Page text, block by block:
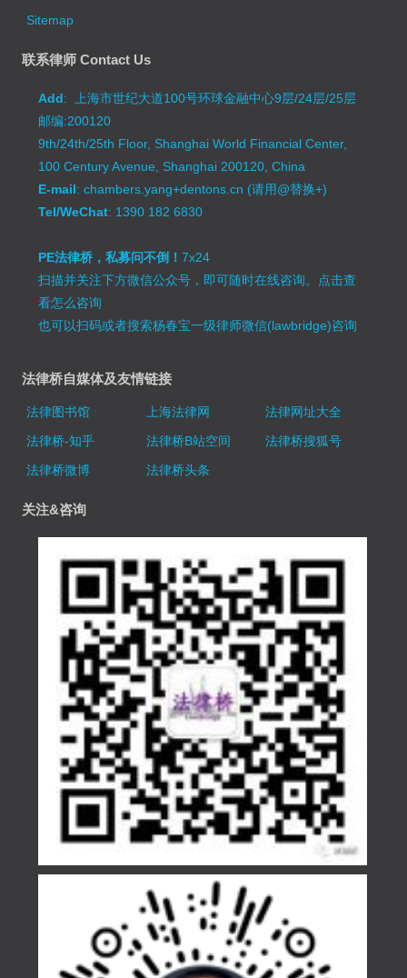
Sitemap
联系律师 Contact Us
Add: 上海市世纪大道100号环球金融中心9层/24层/25层
邮编:200120
9th/24th/25th Floor, Shanghai World Financial Center,
100 Century Avenue, Shanghai 200120, China
E-mail: chambers.yang+dentons.cn (请用@替换+)
Tel/WeChat: 1390 182 6830
PE法律桥，私募问不倒！7x24
扫描并关注下方微信公众号，即可随时在线咨询。 点击查
看怎么咨询
也可以扫码或者搜索杨春宝一级律师微信(lawbridge)咨询
法律桥自媒体及友情链接
法律图书馆 上海法律网
法律网址大全
法律桥-知乎
法律桥B站空间
法律桥搜狐号
法律桥微博
法律桥头条
关注&咨询